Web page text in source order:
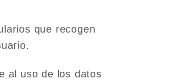
que recogen
al uso de los datos